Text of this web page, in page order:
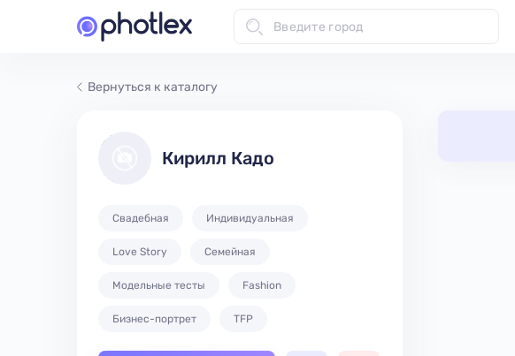
Вернуться к каталогу
Кирилл Кадо
Свадебная Индивидуальная
Love Story Семейная
Модельные тесты Fashion
Бизнес-портрет TFP